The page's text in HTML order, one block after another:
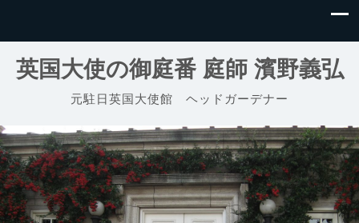
英国大使の御庭番 庭師 濱野義弘
元駐日英国大使館 ヘッドガーデナー